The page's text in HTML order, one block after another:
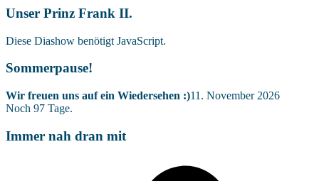
Unser Prinz Frank II.
Diese Diashow benötigt JavaScript.
Sommerpause!
Wir freuen uns auf ein Wiedersehen :)11. November 2026
Noch 97 Tage.
Immer nah dran mit